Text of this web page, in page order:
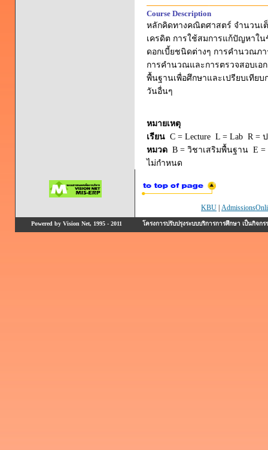
Course Description
หลักคิดทางคณิตศาสตร์ จำนวนเ
เครดิต การใช้สมการแก้ปัญหาใ
ดอกเบี้ยชนิดต่างๆ การคำนวณภ
การคำนวณและการตรวจสอบเอ
พื้นฐานเพื่อศึกษาและเปรียบเทีย
วันอื่นๆ
หมายเหตุ
เรียน C = Lecture L = Lab R =
หมวด B = วิชาเสริมพื้นฐาน E
ไม่กำหนด
KBU
Powered by Vision Net, 1995 - 2011 โครงการปรับปรุงระบบบริการการศึกษา เป็นกิ